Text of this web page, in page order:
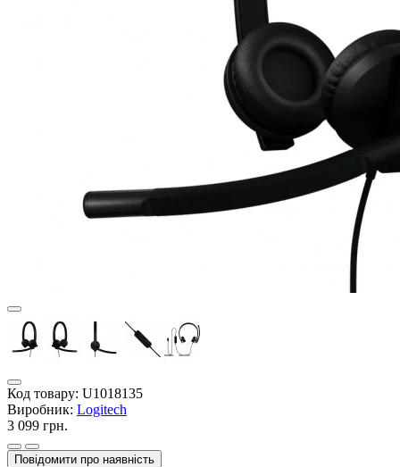
Код товару: U1018135
Виробник: Logitech
3 099 грн.
Повідомити про наявність